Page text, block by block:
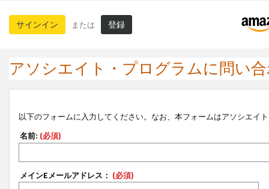
サインイン または 登録
アソシエイト・プログラムに問い
以下のフォームに入力してください。なお、本フォームはアソシエイ
名前: (必須)
メインEメールアドレス： (必須)